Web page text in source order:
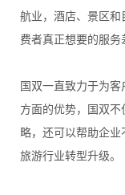
航业，酒店、景区和
费者真正想要的服务
国双一直致力于为
方面的优势，国双
略，还可以帮助企
旅游行业转型升级。